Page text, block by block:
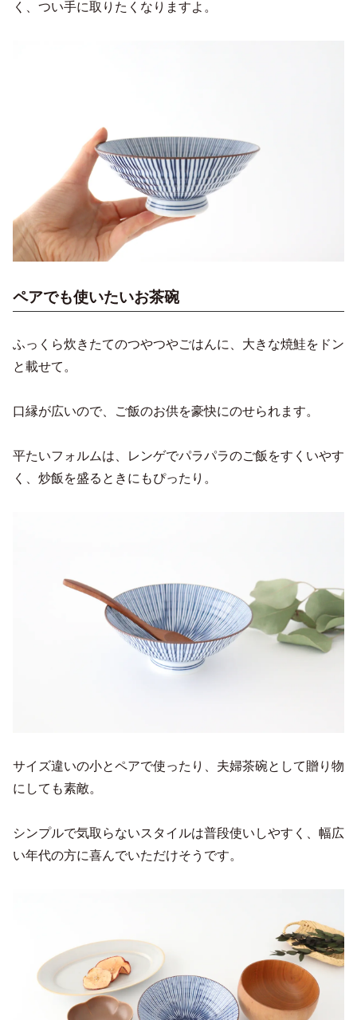
く、つい手に取りたくなりますよ。
ペアでも使いたいお茶碗
ふっくら炊きたてのつやつやごはんに、大きな焼鮭をドン
と載せて。
口縁が広いので、ご飯のお供を豪快にのせられます。
平たいフォルムは、レンゲでパラパラのご飯をすくいやす
く、炒飯を盛るときにもぴったり。
サイズ違いの小とペアで使ったり、夫婦茶碗として贈り物
にしても素敵。
シンプルで気取らないスタイルは普段使いしやすく、幅広
い年代の方に喜んでいただけそうです。